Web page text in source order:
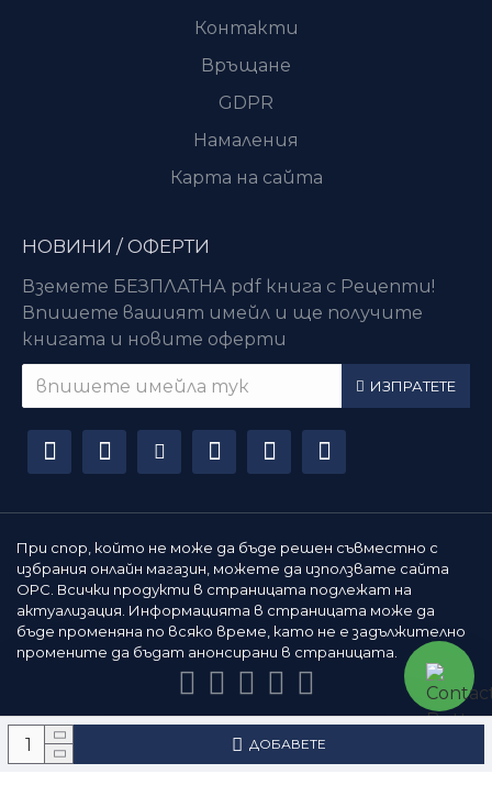
ДОБАВЕТЕ
Контакти
Връщане
GDPR
Намаления
Карта на сайта
НОВИНИ / ОФЕРТИ
Вземете БЕЗПЛАТНА pdf книга с Рецепти!
Впишете вашият имейл и ще получите
книгата и новите оферти
ИЗПРАТЕТЕ
При спор, който не може да бъде решен съвместно с
избрания онлайн магазин, можете да използвате сайта
ОРС. Всички продукти в страницата подлежат на
актуализация. Информацията в страницата може да
бъде променяна по всяко време, като не е задължително
промените да бъдат анонсирани в страницата.